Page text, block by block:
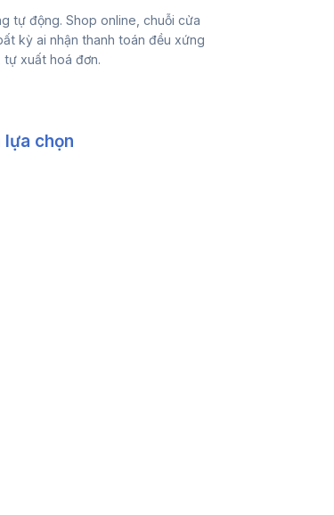
tự động. Shop online, chuỗi cửa
kỳ ai nhận thanh toán đều xứng
xuất hoá đơn.
lựa chọn